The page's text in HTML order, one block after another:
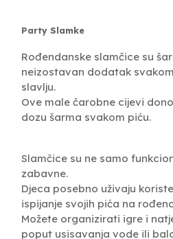
Party Slamke
Rođendanske slamčice su
neizostavan dodatak
slavlju.
Ove male čarobne cijevi
dozu šarma svakom piću.
Slamčice su ne samo
zabavne.
Djeca posebno uživaju
ispijanje svojih pića na
Možete organizirati igre i
poput usisavanja vode ili